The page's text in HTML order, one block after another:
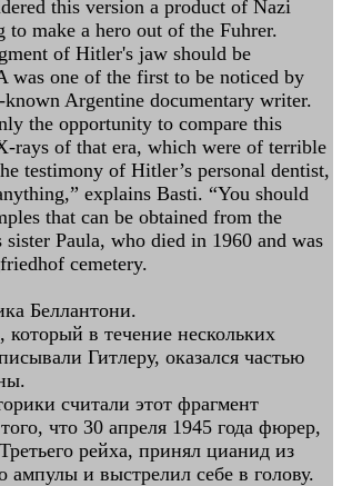
this version a product of Nazi
to make a hero out of the Fuhrer.
of Hitler's jaw should be
was one of the first to be noticed by
Argentine documentary writer.
the opportunity to compare this
rays of that era, which were of terrible
testimony of Hitler’s personal dentist,
explains Basti. “You should
that can be obtained from the
Paula, who died in 1960 and was
cemetery.
Беллантони.
который в течение нескольких
Гитлеру, оказался частью
считали этот фрагмент
что 30 апреля 1945 года фюрер,
рейха, принял цианид из
ампулы и выстрелил себе в голову.